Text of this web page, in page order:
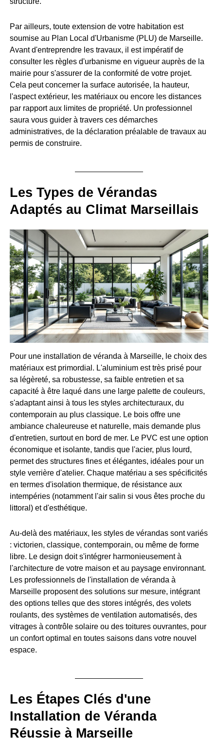
Par ailleurs, toute extension de votre habitation est
soumise au Plan Local d'Urbanisme (PLU) de Marseille.
Avant d'entreprendre les travaux, il est impératif de
consulter les règles d'urbanisme en vigueur auprès de la
mairie pour s'assurer de la conformité de votre projet.
Cela peut concerner la surface autorisée, la hauteur,
l'aspect extérieur, les matériaux ou encore les distances
par rapport aux limites de propriété. Un professionnel
saura vous guider à travers ces démarches
administratives, de la déclaration préalable de travaux au
permis de construire.
Les Types de Vérandas
Adaptés au Climat Marseillais
Pour une installation de véranda à Marseille, le choix des
matériaux est primordial. L'aluminium est très prisé pour
sa légèreté, sa robustesse, sa faible entretien et sa
capacité à être laqué dans une large palette de couleurs,
s'adaptant ainsi à tous les styles architecturaux, du
contemporain au plus classique. Le bois offre une
ambiance chaleureuse et naturelle, mais demande plus
d'entretien, surtout en bord de mer. Le PVC est une option
économique et isolante, tandis que l'acier, plus lourd,
permet des structures fines et élégantes, idéales pour un
style verrière d'atelier. Chaque matériau a ses spécificités
en termes d'isolation thermique, de résistance aux
intempéries (notamment l'air salin si vous êtes proche du
littoral) et d'esthétique.
Au-delà des matériaux, les styles de vérandas sont variés
: victorien, classique, contemporain, ou même de forme
libre. Le design doit s'intégrer harmonieusement à
l'architecture de votre maison et au paysage environnant.
Les professionnels de l'installation de véranda à
Marseille proposent des solutions sur mesure, intégrant
des options telles que des stores intégrés, des volets
roulants, des systèmes de ventilation automatisés, des
vitrages à contrôle solaire ou des toitures ouvrantes, pour
un confort optimal en toutes saisons dans votre nouvel
espace.
Les Étapes Clés d'une
Installation de Véranda
Réussie à Marseille